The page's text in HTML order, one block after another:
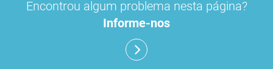
Encontrou algum problema nesta página?
Informe-nos